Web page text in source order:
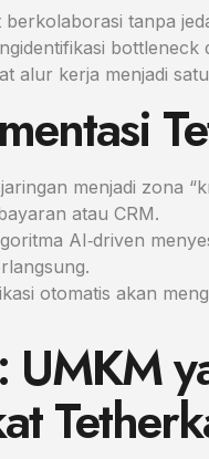
tanpa
alur kerja menjadi
menjadi zona
atau CRM.
AI‑driven
otomatis akan
UMKM